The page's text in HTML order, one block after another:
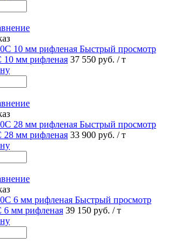
Быстрый просмотр
мм рифленая 37 550 руб. / т
Быстрый просмотр
мм рифленая 33 900 руб. / т
Быстрый просмотр
мм рифленая 39 150 руб. / т